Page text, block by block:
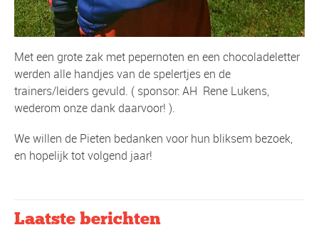
Met een grote zak met pepernoten en een chocoladeletter
werden alle handjes van de spelertjes en de
trainers/leiders gevuld. ( sponsor: AH Rene Lukens,
wederom onze dank daarvoor! ).
We willen de Pieten bedanken voor hun bliksem bezoek,
en hopelijk tot volgend jaar!
Laatste berichten